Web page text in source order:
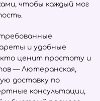
чтобы каждый мог
и удобные
кто ценит простоту и
— Лютеранская,
доставку по
консультации,